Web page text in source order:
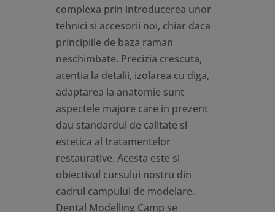
complexa prin introducerea unor
tehnici si accesorii noi, chiar daca
principiile de baza raman
neschimbate. Precizia crescuta,
atentia la detalii, izolarea cu diga,
adaptarea la anatomie sunt
aspectele majore care in prezent
dau standardul de calitate si
estetica al tratamentelor
restaurative. Acesta este si
obiectivul cursului nostru din
cadrul campului de modelare.
Dental Modelling Camp se